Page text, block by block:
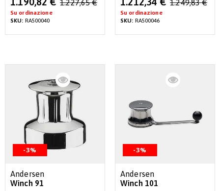
Price
1.227,65 €
Su ordinazione
SKU: RA500040
Price
1.249,83 €
Su ordinazione
SKU: RA500046
-3%
Andersen
Winch 91
-3%
Andersen
Winch 101